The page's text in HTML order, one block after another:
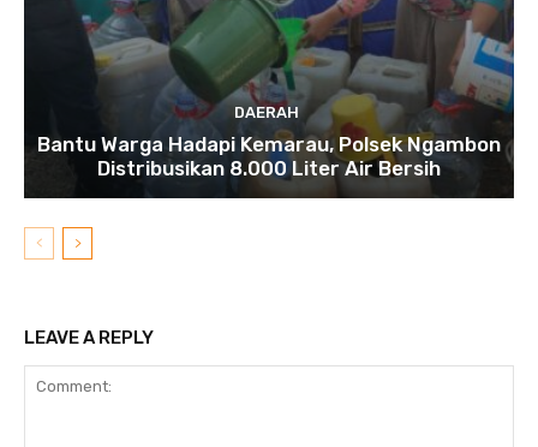
DAERAH
Bantu Warga Hadapi Kemarau, Polsek Ngambon
Distribusikan 8.000 Liter Air Bersih
LEAVE A REPLY